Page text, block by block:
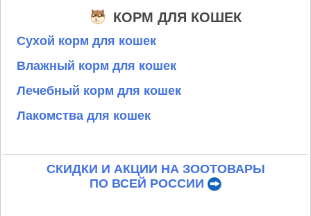
КОРМ ДЛЯ КОШЕК
Сухой корм для кошек
Влажный корм для кошек
Лечебный корм для кошек
Лакомства для кошек
СКИДКИ И АКЦИИ НА ЗООТОВАРЫ
ПО ВСЕЙ РОССИИ